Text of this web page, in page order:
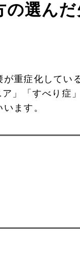
の選んだ
重症化してい
」「すべり症
ます。